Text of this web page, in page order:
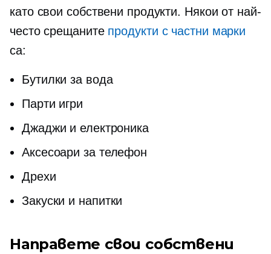
като свои собствени продукти. Някои от най-
често срещаните продукти с частни марки
са:
Бутилки за вода
Парти игри
Джаджи и електроника
Аксесоари за телефон
Дрехи
Закуски и напитки
Направете свои собствени